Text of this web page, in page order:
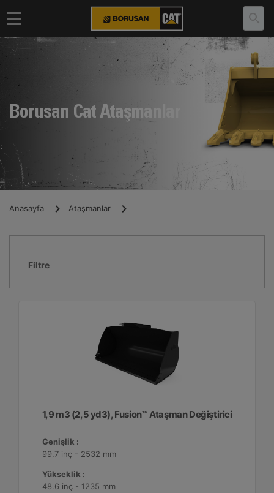
Borusan Cat Ataşmanlar
Anasayfa Ataşmanlar
Filtre
1,9 m3 (2,5 yd3), Fusion™ Ataşman Değiştirici
Genişlik :
99.7 inç - 2532 mm
Yükseklik :
48.6 inç - 1235 mm